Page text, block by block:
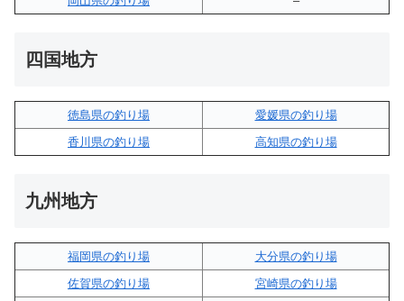
四国地方
徳島県の釣り場
愛媛県の釣り場
香川県の釣り場
高知県の釣り場
九州地方
福岡県の釣り場
大分県の釣り場
佐賀県の釣り場
宮崎県の釣り場